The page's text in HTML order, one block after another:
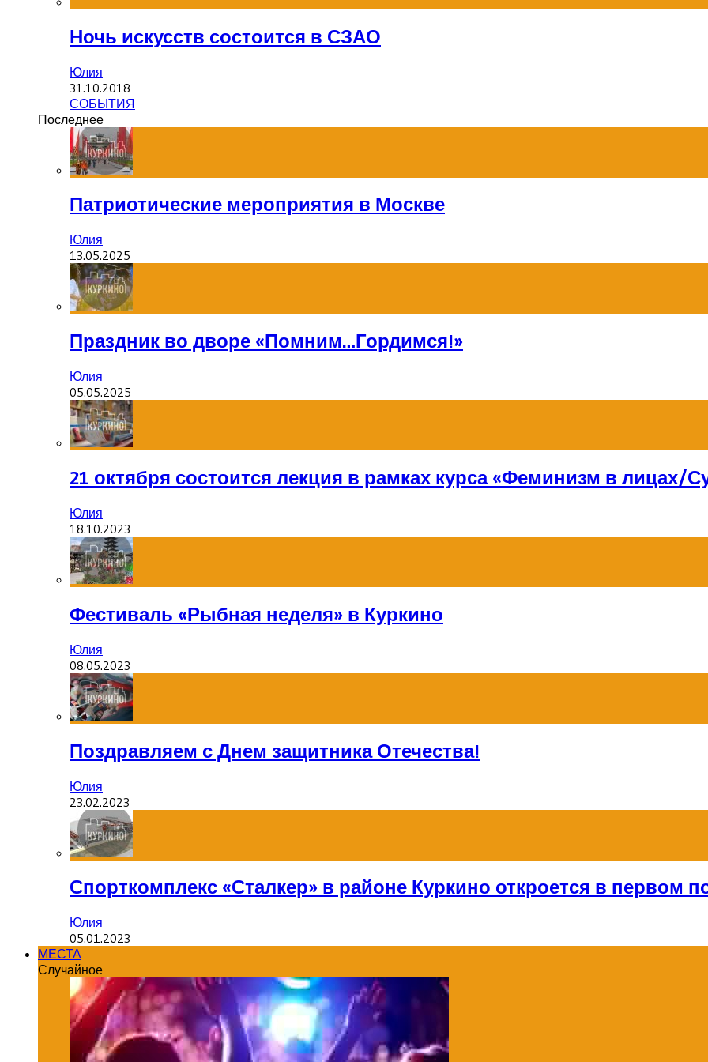
Ночь искусств состоится в СЗАО
Юлия
31.10.2018
СОБЫТИЯ
Последнее
Патриотические мероприятия в Москве
Юлия
13.05.2025
Праздник во дворе «Помним…Гордимся!»
Юлия
05.05.2025
21 октября состоится лекция в рамках курса «Феминизм в лицах/
Юлия
18.10.2023
Фестиваль «Рыбная неделя» в Куркино
Юлия
08.05.2023
Поздравляем с Днем защитника Отечества!
Юлия
23.02.2023
Спорткомплекс «Сталкер» в районе Куркино откроется в первом
Юлия
05.01.2023
МЕСТА
Случайное